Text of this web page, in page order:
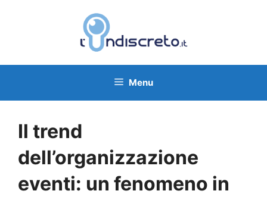
Menu
Il trend
dell’organizzazione
eventi: un fenomeno in